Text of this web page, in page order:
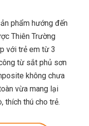
phẩm hướng đến
Thiên Trường
với trẻ em từ 3
từ sắt phủ sơn
không chưa
vừa mang lại
thích thú cho trẻ.